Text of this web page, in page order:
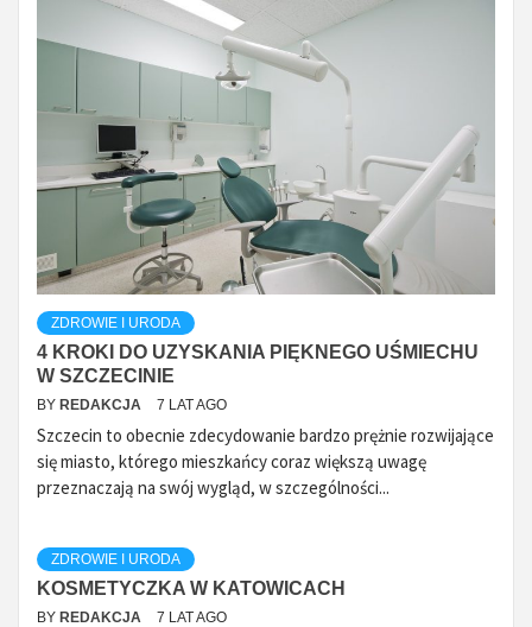
ZDROWIE I URODA
4 KROKI DO UZYSKANIA PIĘKNEGO UŚMIECHU
W SZCZECINIE
BY REDAKCJA 7 LAT AGO
Szczecin to obecnie zdecydowanie bardzo prężnie rozwijające
się miasto, którego mieszkańcy coraz większą uwagę
przeznaczają na swój wygląd, w szczególności...
ZDROWIE I URODA
KOSMETYCZKA W KATOWICACH
BY REDAKCJA 7 LAT AGO